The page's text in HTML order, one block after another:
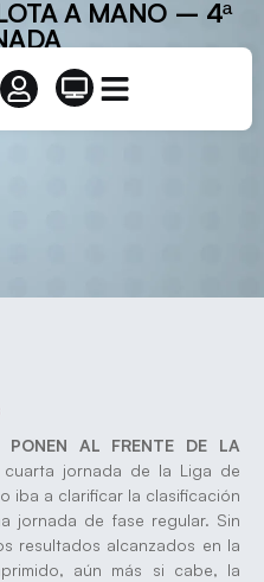
A MANO – 4ª
AL FRENTE DE LA
jornada de la Liga de
iba a clarificar la clasificación
jornada de fase regular. Sin
resultados alcanzados en la
aún más si cabe, la